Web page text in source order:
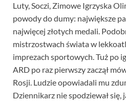
Luty, Soczi, Zimowe Igrzyska
powody do dumy: największe
najwięcej złotych medali.
mistrzostwach świata w
imprezach sportowych. Tuż po
ARD po raz pierwszy zaczął
Rosji. Ludzie opowiadali mu
Dziennikarz nie spodziewał